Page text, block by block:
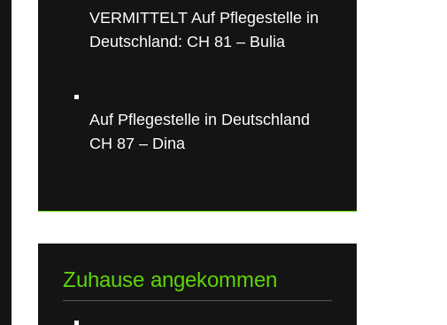
VERMITTELT Auf Pflegestelle in
Deutschland: CH 81 – Bulia
Auf Pflegestelle in Deutschland
CH 87 – Dina
Zuhause angekommen